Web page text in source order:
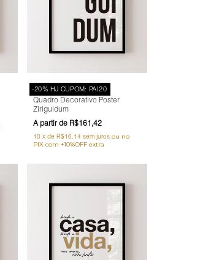
-20% HJ CUPOM: PAI20
Quadro Decorativo Poster
Ziriguidum
R$161,42
10 x de R$16,14 sem juros